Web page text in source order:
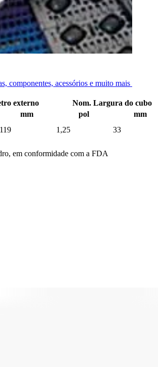
componentes, acessórios e muito mais
fibra de vidro
externo Nom. Largura do cubo
mm pol mm
119 1,25 33
em conformidade com a FDA